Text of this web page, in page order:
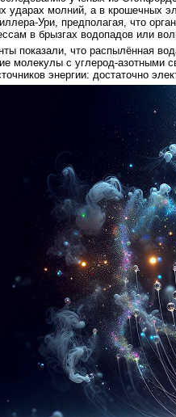
ударах молний, а в крошечных
Ури, предполагая, что
в брызгах водопадов или
показали, что распылённая
молекулы с углерод-
энергии: достаточно